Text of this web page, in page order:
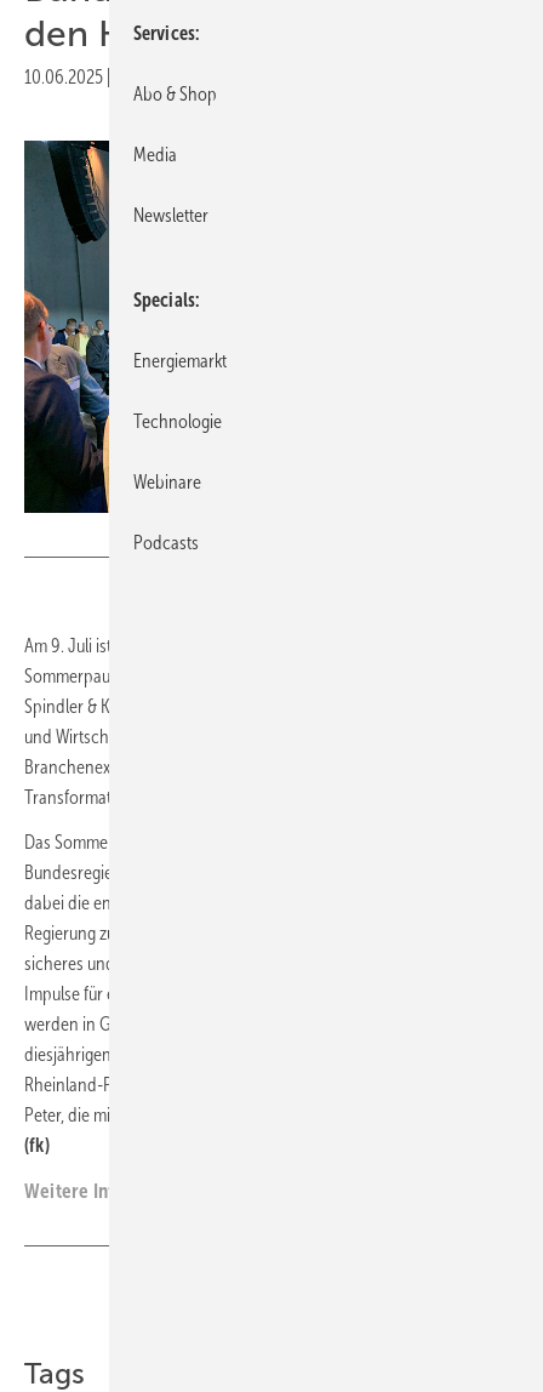
den Koalitionsvertrag
10.06.2025
Am 9. Juli ist es wieder so weit: Kurz vor der parlamentarischen
Sommerpause lädt der Bundesverband Erneuerbare Energie (BEE) ins
Spindler & Klatt in Berlin ein, um mit 1.500 Gästen aus Gesellschaft
und Wirtschaft sowie politische Vertreter:innen und
Branchenexpert:innen über aktuelle Herausforderungen der
Transformation zu diskutieren.
Das Sommerfest bietet Gelegenheit, den Koalitionsvertrag der neuen
Bundesregierung genau unter die Lupe zu nehmen. Im Fokus stehen
dabei die entscheidenden Fragen: Welche Vorhaben wird die
Regierung zuerst umsetzen? Was ist der Branche wichtig, um ein
sicheres und bezahlbares Energiesystem zu gestalten? Die wichtigsten
Impulse für eine Zukunft mit 100 Prozent erneuerbaren Energien
werden in Grußworten und Podiumsdiskussionen beleuchtet. Zu den
diesjährigen Redner:innen zählen der Ministerpräsident aus
Rheinland-Pfalz Alexander Schweitzer und BEE-Präsidentin Simone
Peter, die mit ihren Grußworten die Veranstaltung eröffnen werden.
(fk)
Weitere Informationen:
Tags
Services
Abo & Shop
Media
Newsletter
Specials
Energiemarkt
Technologie
Webinare
Podcasts